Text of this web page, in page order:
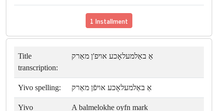
1 Installment
Title
transcription:
אַ באַלמעלאָכע אױפ'ן מאַרק
Yivo spelling: אַ באַלמעלאָכע אױפֿן מאַרק
Yivo A balmelokhe oyfn mark